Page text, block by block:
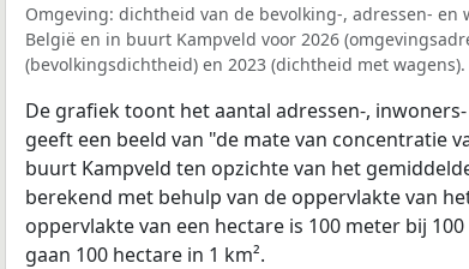
Omgeving: dichtheid van de bevolking-, adressen- en
België en in buurt Kampveld voor 2026
(bevolkingsdichtheid) en 2023 (dichtheid met wagens).
De grafiek toont het aantal adressen-,
geeft een beeld van "de mate van concentratie
buurt Kampveld ten opzichte van het
berekend met behulp van de oppervlakte van
oppervlakte van een hectare is 100 meter bij
gaan 100 hectare in 1 km².